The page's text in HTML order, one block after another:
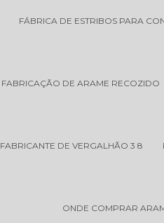
FÁBRICA DE ESTRIBOS PARA
FABRICAÇÃO DE ARAME RECOZIDO
FABRICANTE DE VERGALHÃO 3 8
ONDE COMPRAR